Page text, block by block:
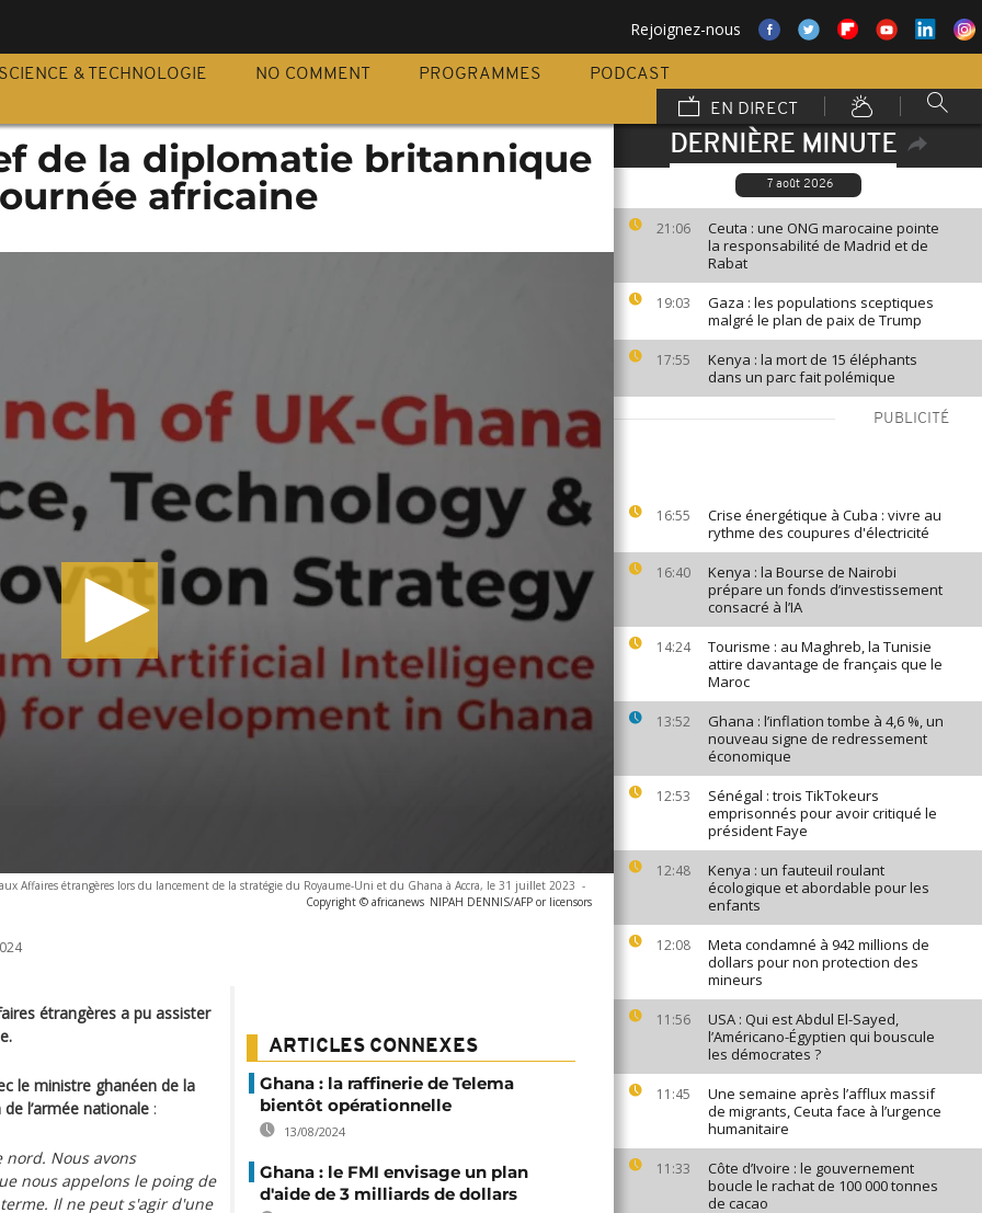
Rejoignez-nous
SCIENCE & TECHNOLOGIE NO COMMENT PROGRAMMES
PODCAST
EN DIRECT
DERNIÈRE MINUTE
7 août 2026
21:06
Ceuta : une ONG marocaine pointe
la responsabilité de Madrid et de
Rabat
19:03
Gaza : les populations sceptiques
malgré le plan de paix de Trump
17:55
Kenya : la mort de 15 éléphants
dans un parc fait polémique
PUBLICITÉ
16:55
Crise énergétique à Cuba : vivre au
rythme des coupures d'électricité
16:40
Kenya : la Bourse de Nairobi
prépare un fonds d’investissement
consacré à l’IA
14:24
Tourisme : au Maghreb, la Tunisie
attire davantage de français que le
Maroc
13:52
Ghana : l’inflation tombe à 4,6 %, un
nouveau signe de redressement
économique
12:53
Sénégal : trois TikTokeurs
emprisonnés pour avoir critiqué le
président Faye
12:48
Kenya : un fauteuil roulant
écologique et abordable pour les
enfants
12:08
Meta condamné à 942 millions de
dollars pour non protection des
mineurs
11:56
USA : Qui est Abdul El-Sayed,
l’Américano-Égyptien qui bouscule
les démocrates ?
11:45
Une semaine après l’afflux massif
de migrants, Ceuta face à l’urgence
humanitaire
11:33
Côte d’Ivoire : le gouvernement
boucle le rachat de 100 000 tonnes
de cacao
de la diplomatie britannique
africaine
Affaires étrangères lors du lancement de la stratégie du Royaume-Uni et du Ghana à Accra, le 31 juillet 2023 -
Copyright © africanews NIPAH DENNIS/AFP or licensors
étrangères a pu assister
le ministre ghanéen de la
l’armée nationale :
nord. Nous avons
nous appelons le poing de
Il ne peut s'agir d'une
ARTICLES CONNEXES
Ghana : la raffinerie de Telema
bientôt opérationnelle
13/08/2024
Ghana : le FMI envisage un plan
d'aide de 3 milliards de dollars